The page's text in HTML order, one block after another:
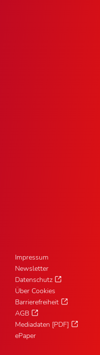
Impressum
Newsletter
Datenschutz
Über Cookies
Barrierefreiheit
AGB
Mediadaten [PDF]
ePaper